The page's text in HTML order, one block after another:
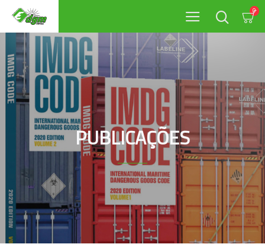
0
PUBLICAÇÕES